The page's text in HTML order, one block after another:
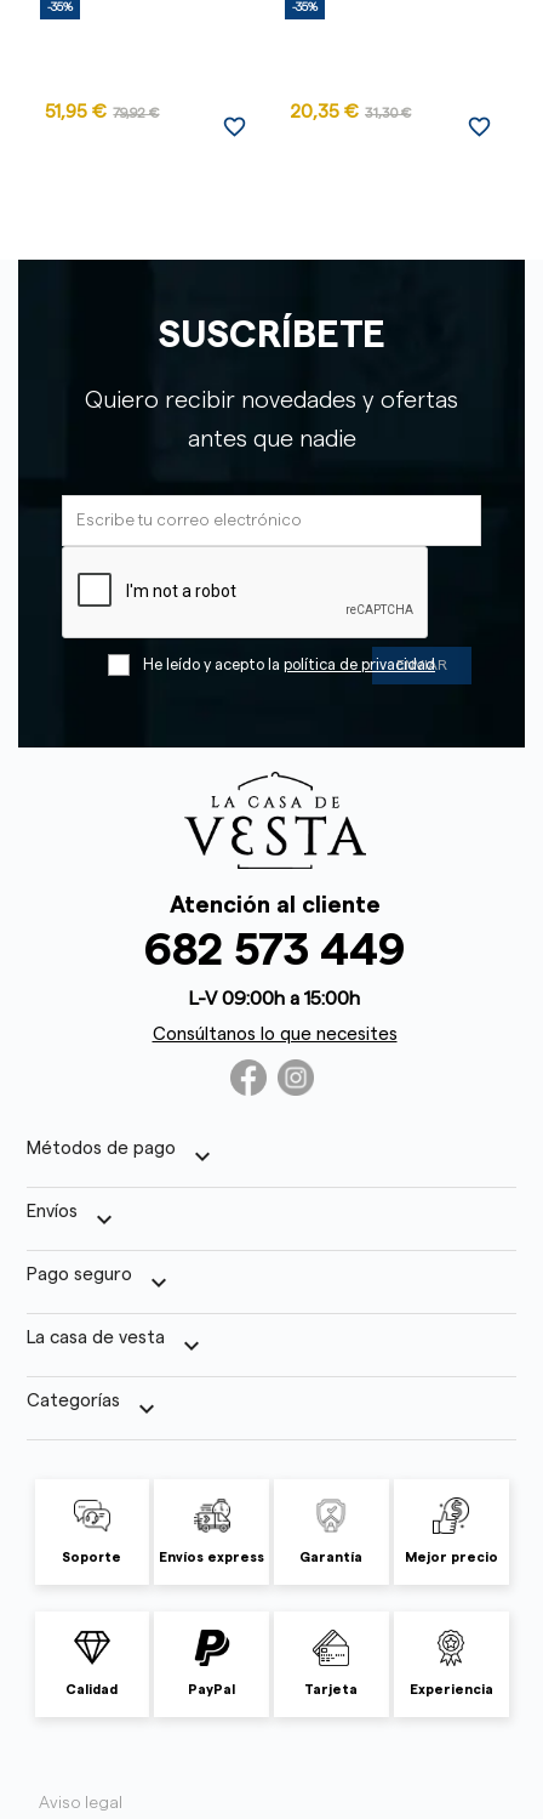
-35%
51,95 € 79,92 €
favorite_border
-35%
20,35 € 31,30 €
favorite_border
SUSCRÍBETE
Quiero recibir novedades y ofertas
antes que nadie
He leído y acepto la política de privacidad
Atención al cliente
682 573 449
L-V 09:00h a 15:00h
Consúltanos lo que necesites
Métodos de pago keyboard_arrow_down
Envíos keyboard_arrow_down
Pago seguro keyboard_arrow_down
La casa de vesta keyboard_arrow_down
Categorías keyboard_arrow_down
Soporte Envíos express Garantía Mejor precio
Calidad PayPal Tarjeta Experiencia
Aviso legal